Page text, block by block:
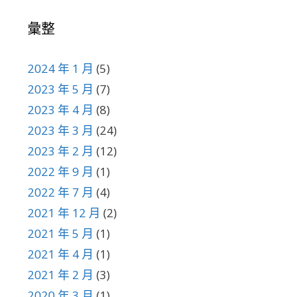
彙整
2024 年 1 月 (5)
2023 年 5 月 (7)
2023 年 4 月 (8)
2023 年 3 月 (24)
2023 年 2 月 (12)
2022 年 9 月 (1)
2022 年 7 月 (4)
2021 年 12 月 (2)
2021 年 5 月 (1)
2021 年 4 月 (1)
2021 年 2 月 (3)